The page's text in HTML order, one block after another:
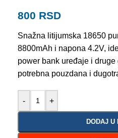
800 RSD
Snažna litijumska 18650
8800mAh i napona 4.2V,
power bank uređaje i
potrebna pouzdana i
- +
DODAJ U